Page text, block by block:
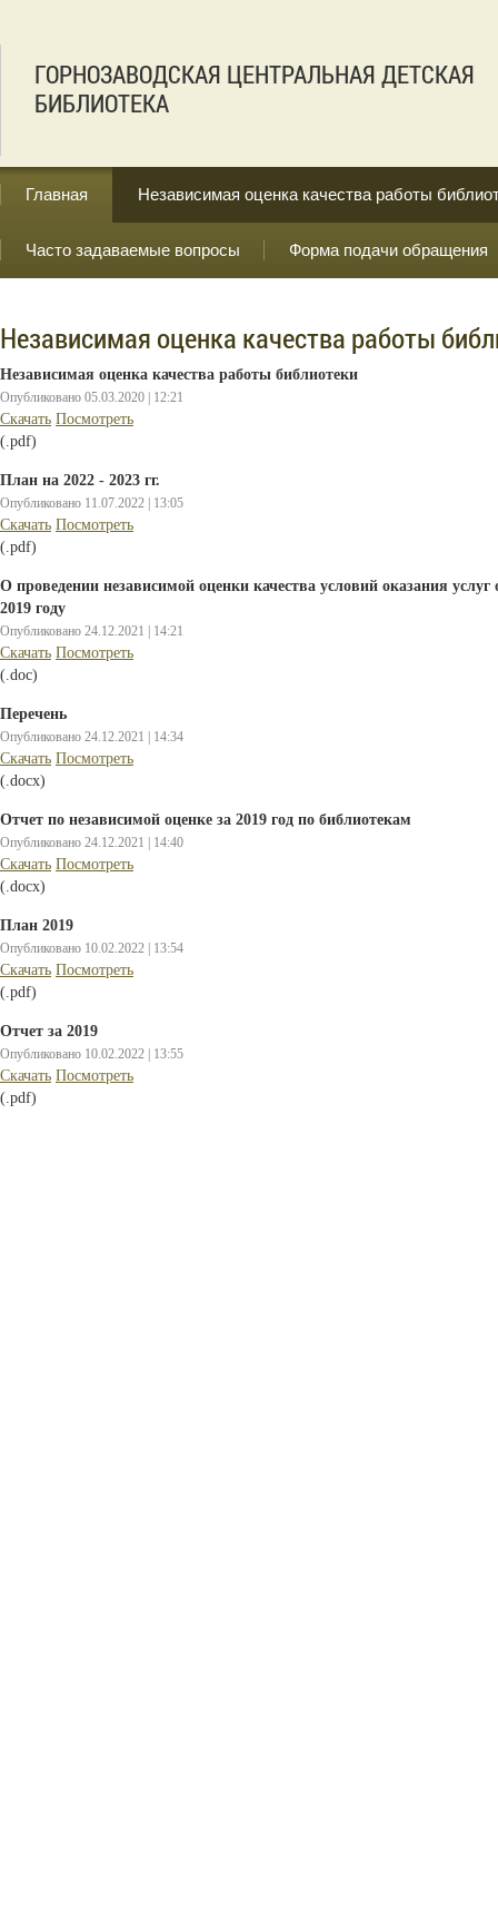
ГОРНОЗАВОДСКАЯ ЦЕНТРАЛЬНАЯ ДЕТСКАЯ
БИБЛИОТЕКА
Главная Независимая оценка качества работы
Часто задаваемые вопросы Форма подачи обращения
Независимая оценка качества работы
Независимая оценка качества работы библиотеки
Опубликовано 05.03.2020 | 12:21
Cкачать Посмотреть
(.pdf)
План на 2022 - 2023 гг.
Опубликовано 11.07.2022 | 13:05
Cкачать Посмотреть
(.pdf)
О проведении независимой оценки качества условий оказания
2019 году
Опубликовано 24.12.2021 | 14:21
Cкачать Посмотреть
(.doc)
Перечень
Опубликовано 24.12.2021 | 14:34
Cкачать Посмотреть
(.docx)
Отчет по независимой оценке за 2019 год по библиотекам
Опубликовано 24.12.2021 | 14:40
Cкачать Посмотреть
(.docx)
План 2019
Опубликовано 10.02.2022 | 13:54
Cкачать Посмотреть
(.pdf)
Отчет за 2019
Опубликовано 10.02.2022 | 13:55
Cкачать Посмотреть
(.pdf)